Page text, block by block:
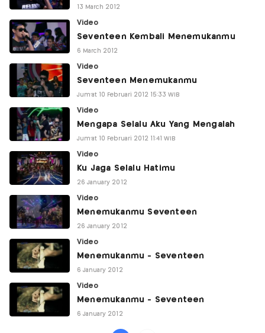
13 March 2012
Video
Seventeen Kembali Menemukanmu
6 March 2012
Video
Seventeen Menemukanmu
Jum'at 10 Februari 2012 15:33 WIB
Video
Mengapa Selalu Aku Yang Mengalah
Jum'at 10 Februari 2012 11:41 WIB
Video
Ku Jaga Selalu Hatimu
26 January 2012
Video
Menemukanmu Seventeen
26 January 2012
Video
Menemukanmu - Seventeen
6 January 2012
Video
Menemukanmu - Seventeen
6 January 2012